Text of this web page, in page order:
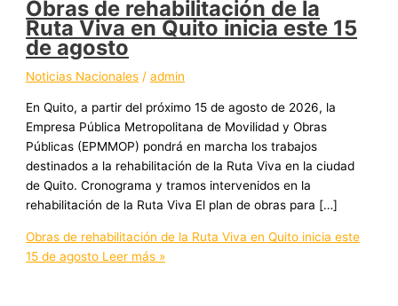
Obras de rehabilitación de la
Ruta Viva en Quito inicia este 15
de agosto
Noticias Nacionales /admin
En Quito, a partir del próximo 15 de agosto de 2026, la
Empresa Pública Metropolitana de Movilidad y Obras
Públicas (EPMMOP) pondrá en marcha los trabajos
destinados a la rehabilitación de la Ruta Viva en la ciudad
de Quito. Cronograma y tramos intervenidos en la
rehabilitación de la Ruta Viva El plan de obras para […]
Obras de rehabilitación de la Ruta Viva en Quito inicia este
15 de agosto Leer más »